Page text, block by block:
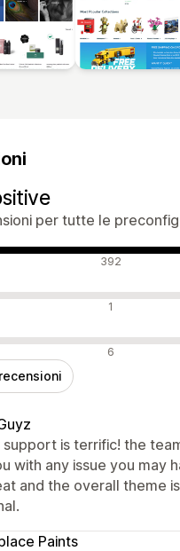
per tutte le
positive 392
neutrali 1
negative 6
support is terrific! the
with any issue you may
and the overall theme
Paints